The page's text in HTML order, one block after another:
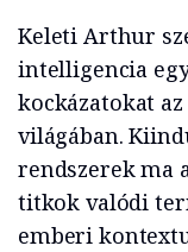
Keleti Arthur
intelligencia
kockázatokat
világában.
rendszerek ma
titkok valódi
emberi